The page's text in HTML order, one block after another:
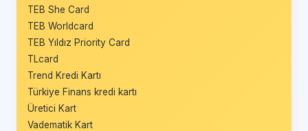
TEB She Card
TEB Worldcard
TEB Yıldız Priority Card
TLcard
Trend Kredi Kartı
Türkiye Finans kredi kartı
Üretici Kart
Vadematik Kart